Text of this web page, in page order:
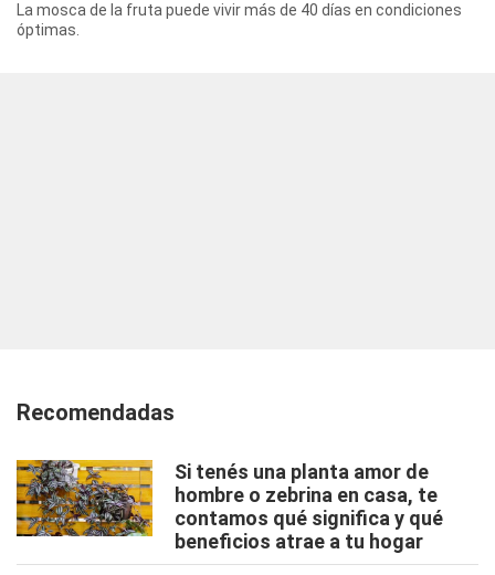
La mosca de la fruta puede vivir más de 40 días en condiciones
óptimas.
Recomendadas
Si tenés una planta amor de
hombre o zebrina en casa, te
contamos qué significa y qué
beneficios atrae a tu hogar